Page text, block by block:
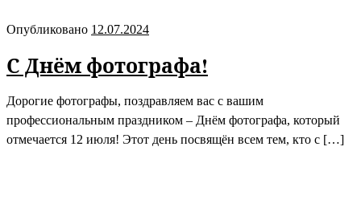
Опубликовано 12.07.2024
С Днём фотографа!
Дорогие фотографы, поздравляем вас с вашим
профессиональным праздником – Днём фотографа, который
отмечается 12 июля! Этот день посвящён всем тем, кто с […]